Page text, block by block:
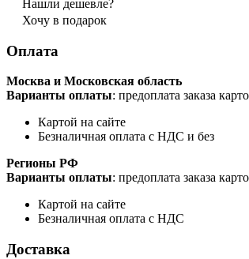
Нашли дешевле?
Хочу в подарок
Оплата
Москва и Московская область
Варианты оплаты: предоплата заказа
Картой на сайте
Безналичная оплата с НДС и без
Регионы РФ
Варианты оплаты: предоплата заказа
Картой на сайте
Безналичная оплата с НДС
Доставка